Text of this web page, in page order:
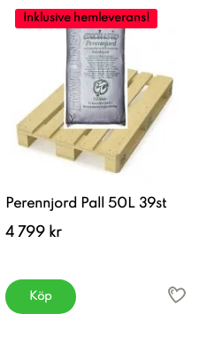
Inklusive hemleverans!
Perennjord Pall 50L 39st
4 799 kr
Köp